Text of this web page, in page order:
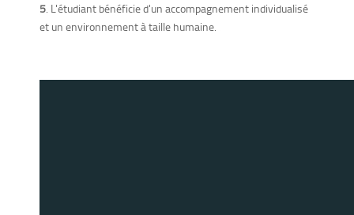
5. L'étudiant bénéficie d'un accompagnement individualisé
et un environnement à taille humaine.